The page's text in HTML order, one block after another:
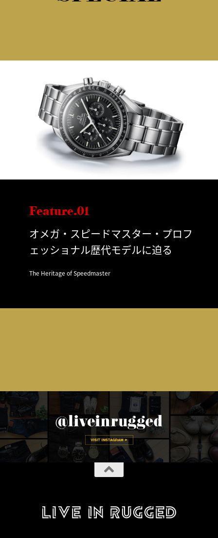
Feature.01
オメガ・スピードマスター・プロフ
ェッショナル歴代モデルに迫る
The Heritage of Speedmaster